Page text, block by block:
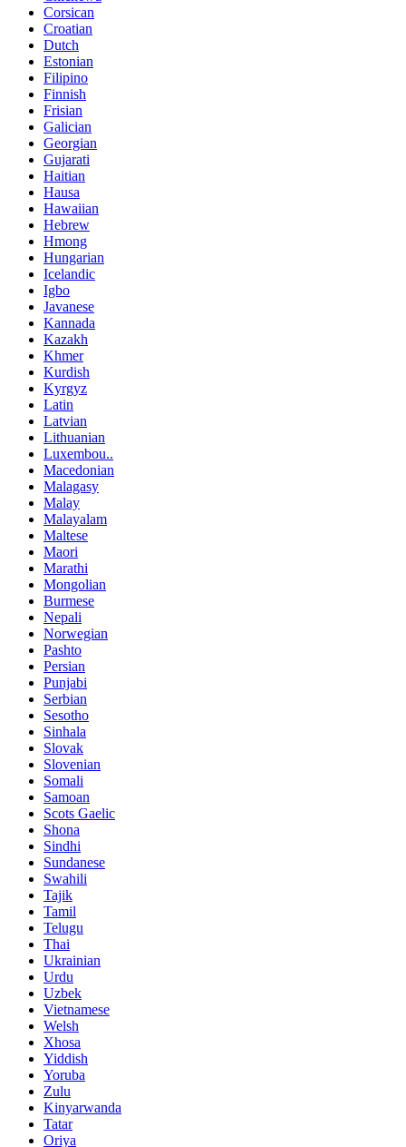
Corsican
Croatian
Dutch
Estonian
Filipino
Finnish
Frisian
Galician
Georgian
Gujarati
Haitian
Hausa
Hawaiian
Hebrew
Hmong
Hungarian
Icelandic
Igbo
Javanese
Kannada
Kazakh
Khmer
Kurdish
Kyrgyz
Latin
Latvian
Lithuanian
Luxembou..
Macedonian
Malagasy
Malay
Malayalam
Maltese
Maori
Marathi
Mongolian
Burmese
Nepali
Norwegian
Pashto
Persian
Punjabi
Serbian
Sesotho
Sinhala
Slovak
Slovenian
Somali
Samoan
Scots Gaelic
Shona
Sindhi
Sundanese
Swahili
Tajik
Tamil
Telugu
Thai
Ukrainian
Urdu
Uzbek
Vietnamese
Welsh
Xhosa
Yiddish
Yoruba
Zulu
Kinyarwanda
Tatar
Oriya